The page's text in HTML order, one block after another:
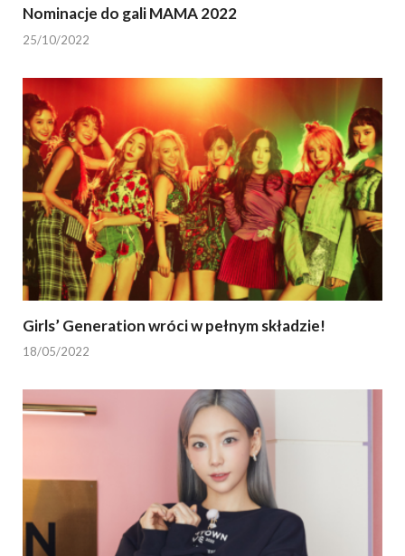
Nominacje do gali MAMA 2022
25/10/2022
Girls’ Generation wróci w pełnym składzie!
18/05/2022